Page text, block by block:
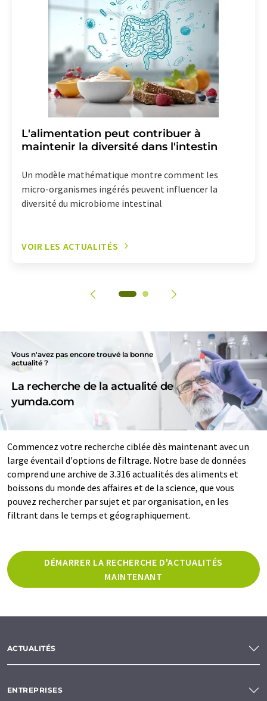
L'alimentation peut contribuer à
maintenir la diversité dans l'intestin
Un modèle mathématique montre comment les
micro-organismes ingérés peuvent influencer la
diversité du microbiome intestinal
VOIR LES ACTUALITÉS
Vous n'avez pas encore trouvé la bonne
actualité ?
La recherche de la actualité de
yumda.com
Commencez votre recherche ciblée dès maintenant avec un
large éventail d'options de filtrage. Notre base de données
comprend une archive de 3.316 actualités des aliments et
boissons du monde des affaires et de la science, que vous
pouvez rechercher par sujet et par organisation, en les
filtrant dans le temps et géographiquement.
DÉMARRER LA RECHERCHE D'ACTUALITÉS
MAINTENANT
ACTUALITÉS
ENTREPRISES